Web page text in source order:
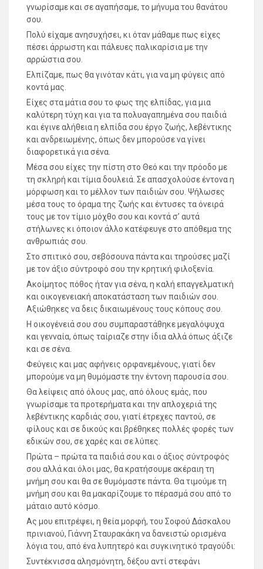
γνωρίσαμε και σε αγαπήσαμε, το μήνυμα του θανάτου
σου.
Πολύ είχαμε ανησυχήσει, κι όταν μάθαμε πως είχες
πέσει άρρωστη και πάλευες παλικαρίσια με την
αρρώστια σου.
Ελπίζαμε, πως θα γινόταν κάτι, για να μη φύγεις από
κοντά μας.
Είχες στα μάτια σου το φως της ελπίδας, για μια
καλύτερη τύχη και για τα πολυαγαπημένα σου παιδιά
και έγινε αλήθεια η ελπίδα σου έργο ζωής, λεβέντικης
και ανδρειωμένης, όπως δεν μπορούσε να γίνει
διαφορετικά για σένα.
Μέσα σου είχες την πίστη στο Θεό και την πρόοδο με
τη σκληρή και τίμια δουλειά. Σε απασχολούσε έντονα η
μόρφωση και το μέλλον των παιδιών σου. Ψήλωσες
μέσα τους το όραμα της ζωής και έντυσες τα όνειρά
τους με τον τίμιο μόχθο σου και κοντά σ’ αυτά
στήλωνες κι όποιον άλλο κατέφευγε στο απόθεμα της
ανθρωπιάς σου.
Στο σπιτικό σου, σεβόσουνα πάντα και τηρούσες μαζί
με τον άξιο σύντροφό σου την κρητική φιλοξενία.
Ακοίμητος πόθος ήταν για σένα, η καλή επαγγελματική
και οικογενειακή αποκατάσταση των παιδιών σου.
Αξιώθηκες να δεις δικαιωμένους τους κόπους σου.
Η οικογένειά σου σου συμπαραστάθηκε μεγαλόψυχα
και γενναία, όπως ταίριαζε στην ίδια αλλά όπως άξιζε
και σε σένα.
Φεύγεις και μας αφήνεις ορφανεμένους, γιατί δεν
μπορούμε να μη θυμόμαστε την έντονη παρουσία σου.
Θα λείψεις από όλους μας, από όλους εμάς, που
γνωρίσαμε τα προτερήματα και την απλοχεριά της
λεβέντικης καρδιάς σου, γιατί έτρεχες παντού, σε
φίλους και σε δικούς και βρέθηκες πολλές φορές των
εδικών σου, σε χαρές και σε λύπες.
Πρώτα – πρώτα τα παιδιά σου και ο άξιος σύντροφός
σου αλλά και όλοι μας, θα κρατήσουμε ακέραιη τη
μνήμη σου και θα σε θυμόμαστε πάντα. Θα τιμούμε τη
μνήμη σου και θα μακαρίζουμε το πέρασμά σου από το
μάταιο αυτό κόσμο.
Ας μου επιτρέψει, η θεία μορφή, του Σοφού Δάσκαλου
πρινιανού, Γιάννη Σταυρακάκη να δανειστώ ορισμένα
λόγια του, από ένα λυπητερό και συγκινητικό τραγούδι:
Συντέκνισσα αλησμόνητη, δέξου αντί στεφάνι